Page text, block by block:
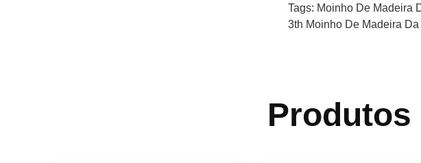
Tags: Moinho De Madeira
3th Moinho De Madeira
Produtos